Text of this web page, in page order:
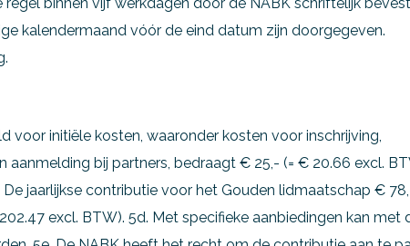
kalendermaand vóór de eind datum zijn doorgegeven.
voor initiële kosten, waaronder kosten voor inschrijving,
bij partners, bedraagt € 25,- (= € 20.66 excl.
jaarlijkse contributie voor het Gouden lidmaatschap €
excl. BTW). 5d. Met specifieke aanbiedingen kan met